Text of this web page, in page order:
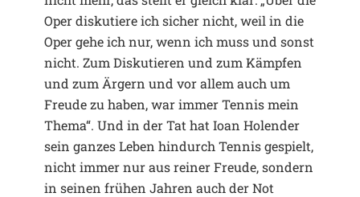
Oper diskutiere ich sicher nicht, weil in die
Oper gehe ich nur, wenn ich muss und sonst
nicht. Zum Diskutieren und zum Kämpfen
und zum Ärgern und vor allem auch um
Freude zu haben, war immer Tennis mein
Thema“. Und in der Tat hat Ioan Holender
sein ganzes Leben hindurch Tennis gespielt,
nicht immer nur aus reiner Freude, sondern
in seinen frühen Jahren auch der Not